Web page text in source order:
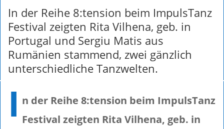
In der Reihe 8:tension beim ImpulsTanz
Festival zeigten Rita Vilhena, geb. in
Portugal und Sergiu Matis aus
Rumänien stammend, zwei gänzlich
unterschiedliche Tanzwelten.
I n der Reihe 8:tension beim ImpulsTanz
Festival zeigten Rita Vilhena, geb. in